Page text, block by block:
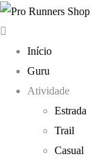
Início
Guru
Atividade
Estrada
Trail
Casual